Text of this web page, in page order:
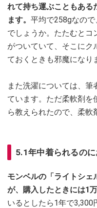
れて持ち運ぶこともある
ます。 平均で258gなの
でしょうか。たたむとコ
がついていて、そこにク
ておくときも邪魔になり
また洗濯については、
ています。ただ柔軟剤を
ら教えられたので、柔軟
5.1年中着られるの
モンベルの「ライトシェ
が、購入したときには1
いるとしたら1年で3,300